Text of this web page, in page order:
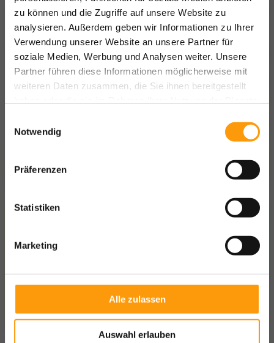
zu können und die Zugriffe auf unsere Website zu
analysieren. Außerdem geben wir Informationen zu Ihrer
Verwendung unserer Website an unsere Partner für
soziale Medien, Werbung und Analysen weiter. Unsere
Partner führen diese Informationen möglicherweise mit
weiteren Daten zusammen, die Sie ihnen bereitgestellt
Notwendig
Präferenzen
Statistiken
Marketing
Alle zulassen
Auswahl erlauben
GASTRO REVIER
KUMPELCLUB
Feier deinen Geburtstag
im Aquapark